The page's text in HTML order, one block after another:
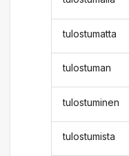
tulostumatta
tulostuman
tulostuminen
tulostumista